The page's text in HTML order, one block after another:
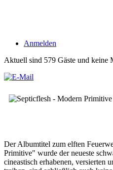
Anmelden
Aktuell sind 579 Gäste und keine
Der Albumtitel zum elften
Primitive" wurde der neueste
cineastisch erhabenen, versierten